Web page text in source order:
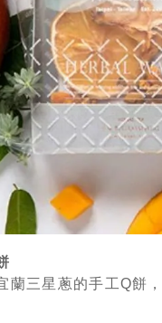
蘭三星蔥的手工Q餅